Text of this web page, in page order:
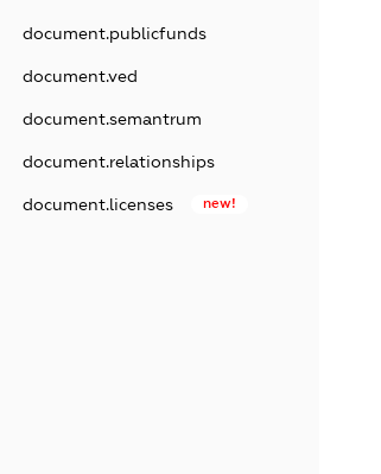
document.publicfunds
document.ved
document.semantrum
document.relationships
document.licenses new!